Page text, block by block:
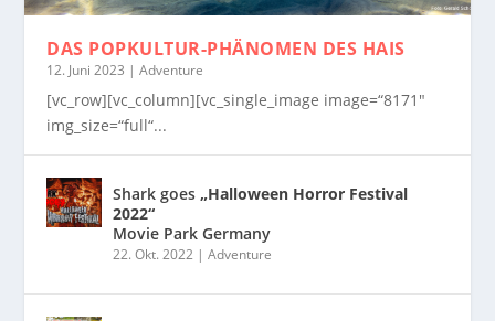
DAS POPKULTUR-PHÄNOMEN DES HAIS
12. Juni 2023 |Adventure
[vc_row][vc_column][vc_single_image image=“8171″
img_size=“full“...
Shark goes„Halloween Horror Festival
2022“
Movie Park Germany
22. Okt. 2022 |Adventure